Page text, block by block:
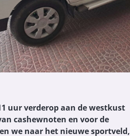
uur verderop aan de westkust
cashewnoten en voor de
we naar het nieuwe sportveld,